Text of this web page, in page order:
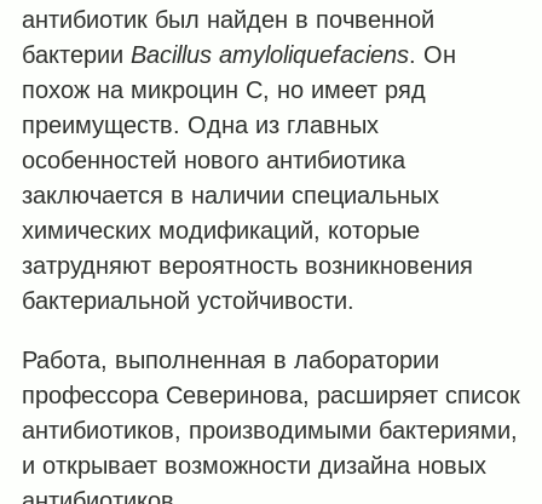
антибиотик был найден в почвенной
бактерии Bacillus amyloliquefaciens. Он
похож на микроцин С, но имеет ряд
преимуществ. Одна из главных
особенностей нового антибиотика
заключается в наличии специальных
химических модификаций, которые
затрудняют вероятность возникновения
бактериальной устойчивости.
Работа, выполненная в лаборатории
профессора Северинова, расширяет список
антибиотиков, производимыми бактериями,
и открывает возможности дизайна новых